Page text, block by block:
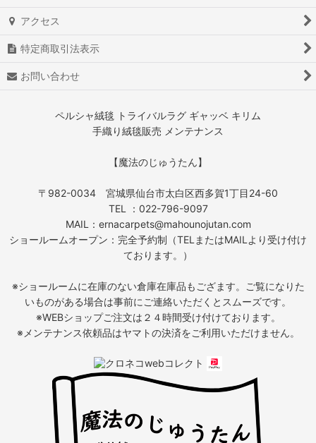
アクセス
特定商取引法表示
お問い合わせ
ペルシャ絨毯 トライバルラグ ギャッベ キリム
手織り絨毯販売 メンテナンス
【魔法のじゅうたん】
〒982-0034 宮城県仙台市太白区西多賀1丁目24-60
TEL ：022-796-9097
MAIL：ernacarpets@mahounojutan.com
ショールームオープン：完全予約制（TELまたはMAILより受け付け
ております。）
※ショールームに在庫のない倉庫在庫品もござます。ご覧になりた
いものがある場合は事前にご連絡いただくとスムーズです。
※WEBショップご注文は２４時間受け付けております。
※メンテナンス依頼品はヤマトの決済をご利用いただけません。